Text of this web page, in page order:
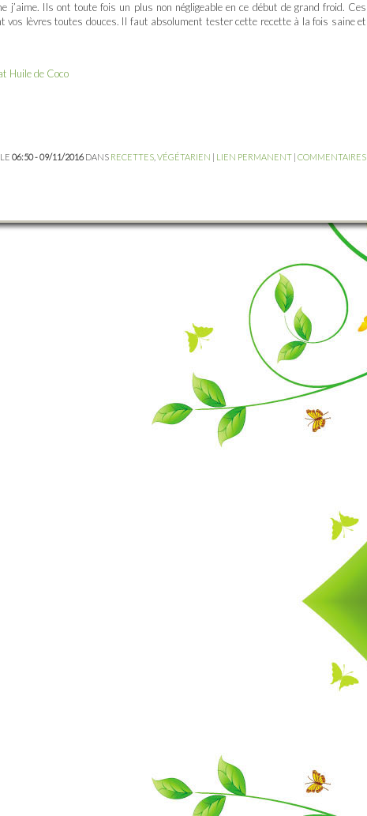
j’aime. Ils ont toute fois un plus non négligeable en ce début de grand froid. Ces
vos lèvres toutes douces. Il faut absolument tester cette recette à la fois saine et
Huile de Coco
LE 06:50 - 09/11/2016DANS RECETTES VÉGÉTARIEN | LIEN PERMANENT | COMMENTAIRES